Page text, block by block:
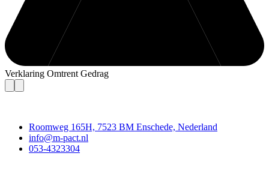
Verklaring Omtrent Gedrag
Roomweg 165H, 7523 BM Enschede, Nederland
info@m-pact.nl
053-4323304